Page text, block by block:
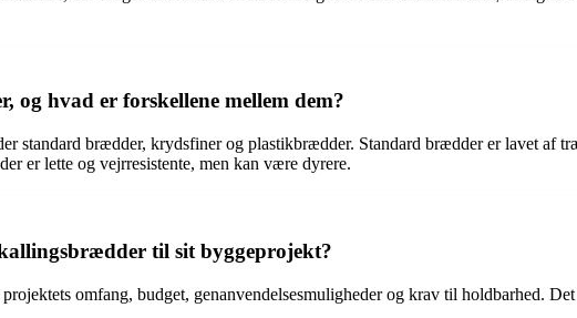
hvad er forskellene mellem dem?
standard brædder, krydsfiner og plastikbrædder. Standard brædder er lavet af
er lette og vejrresistente, men kan være dyrere.
til sit byggeprojekt?
omfang, budget, genanvendelsesmuligheder og krav til holdbarhed.